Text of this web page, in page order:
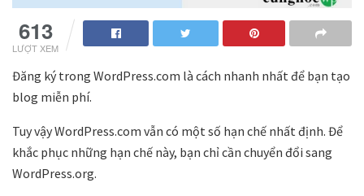
613
LƯỢT XEM
Đăng ký trong WordPress.com là cách nhanh nhất để bạn tạo
blog miễn phí.
Tuy vậy WordPress.com vẫn có một số hạn chế nhất định. Để
khắc phục những hạn chế này, bạn chỉ cần chuyển đổi sang
WordPress.org.